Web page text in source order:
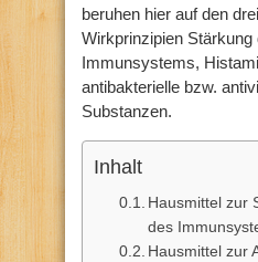
beruhen hier auf den drei
Wirkprinzipien Stärkung
Immunsystems,
antibakterielle bzw.
Substanzen.
Inhalt
Hausmittel zur
des
Hausmittel zur